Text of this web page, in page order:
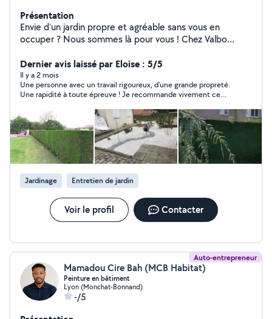
Présentation
Envie d'un jardin propre et agréable sans vous en
occuper ? Nous sommes là pour vous ! Chez Valbo
avec sérieux et bonne humeur : tonte, taille de haies,
débroussaillage, désherbage, plantations, remise en
état, home-sitting et bien plus encore. Nous accordons
une grande importance à la qualité du travail, à la
ponctualité et à la satisfaction de nos clients.
Intervention dans le bassin lyonnais et les alentours.
Devis gratuit.
Dernier avis laissé par Eloise : 5/5
Il y a 2 mois
Une personne avec un travail rigoureux, d'une grande propreté.
Une rapidité à toute épreuve ! Je recommande vivement ce
un vrai havre de paix. Pour ma part il sera mon paysagiste attitré
annuelle! Merci encore pour votre travail !
Jardinage Entretien de jardin
Voir le profil Contacter
Auto-entrepreneur
Mamadou Cire Bah (MCB Habitat)
Peinture en bâtiment
Lyon (Monchat-Bonnand)
-/5